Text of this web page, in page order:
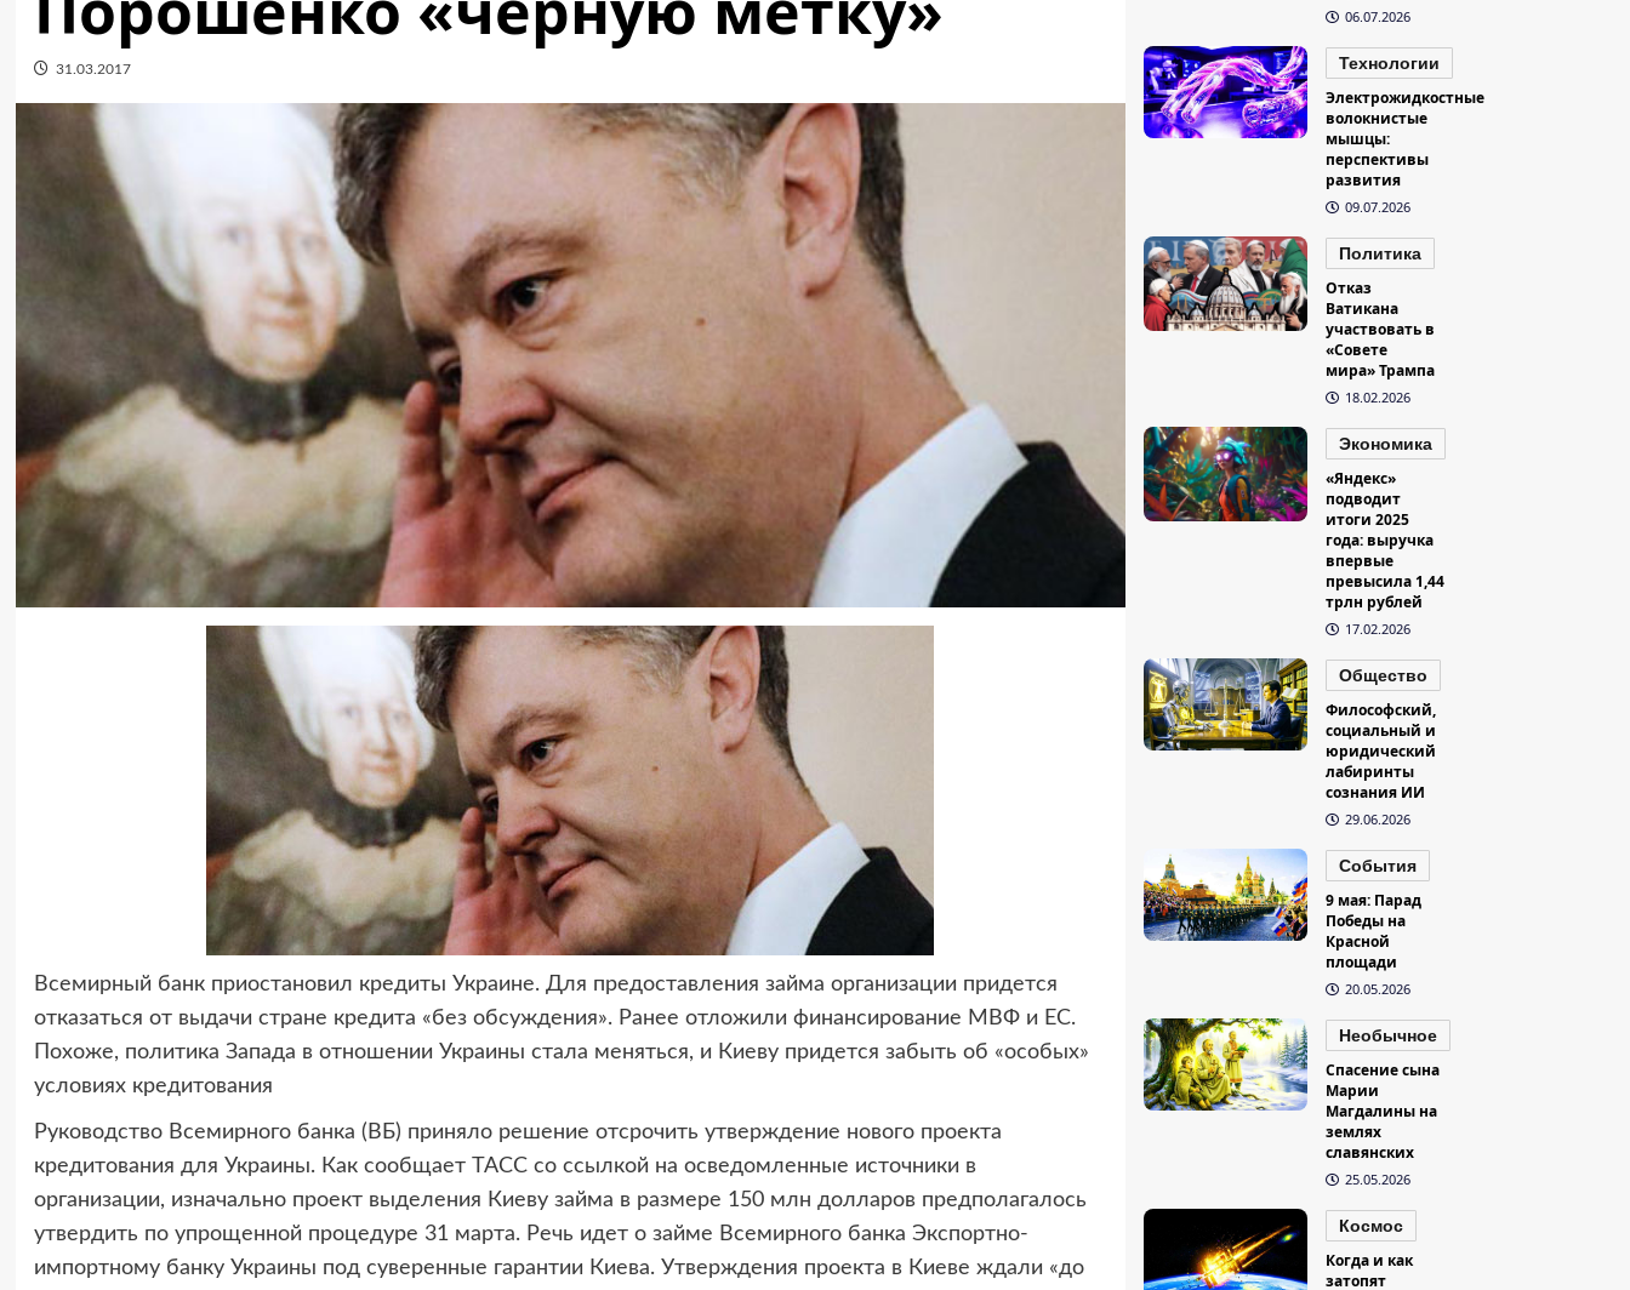
31.03.2017
Всемирный банк приостановил кредиты Украине. Для предоставления займа организации придется
отказаться от выдачи стране кредита «без обсуждения». Ранее отложили финансирование МВФ и ЕС.
Похоже, политика Запада в отношении Украины стала меняться, и Киеву придется забыть об «особых»
условиях кредитования
Руководство Всемирного банка (ВБ) приняло решение отсрочить утверждение нового проекта
кредитования для Украины. Как сообщает ТАСС со ссылкой на осведомленные источники в
организации, изначально проект выделения Киеву займа в размере 150 млн долларов предполагалось
утвердить по упрощенной процедуре 31 марта. Речь идет о займе Всемирного банка Экспортно-
импортному банку Украины под суверенные гарантии Киева. Утверждения проекта в Киеве ждали «до
06.07.2026
Технологии
Электрожидкостные
волокнистые
мышцы:
перспективы
развития
09.07.2026
Политика
Отказ
Ватикана
участвовать в
«Совете
мира» Трампа
18.02.2026
Экономика
«Яндекс»
подводит
итоги 2025
года: выручка
впервые
превысила 1,44
трлн рублей
17.02.2026
Общество
Философский,
социальный и
юридический
лабиринты
сознания ИИ
29.06.2026
События
9 мая: Парад
Победы на
Красной
площади
20.05.2026
Необычное
Спасение сына
Марии
Магдалины на
землях
славянских
25.05.2026
Космос
Когда и как
затопят